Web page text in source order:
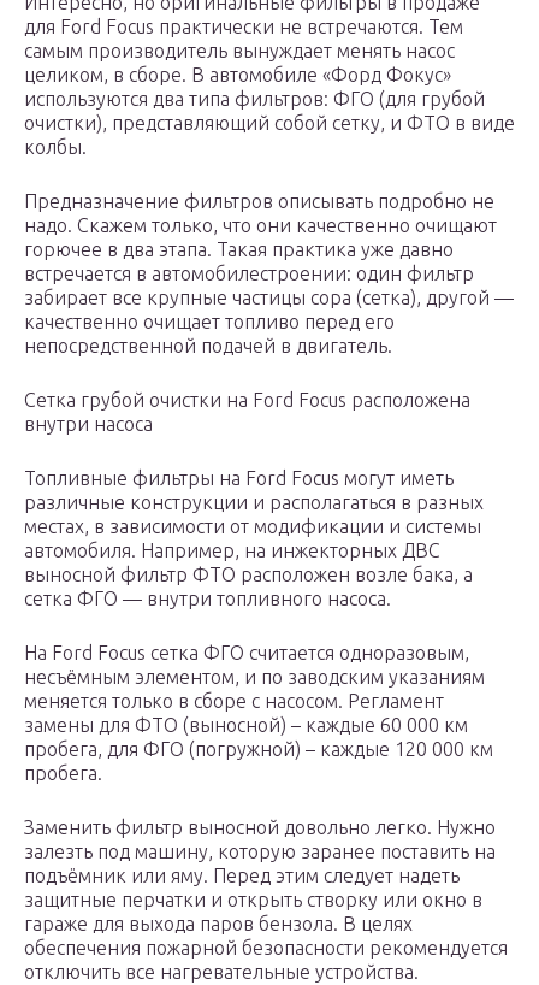
для Ford Focus практически не встречаются. Тем
самым производитель вынуждает менять насос
целиком, в сборе. В автомобиле «Форд Фокус»
используются два типа фильтров: ФГО (для грубой
очистки), представляющий собой сетку, и ФТО в виде
колбы.
Предназначение фильтров описывать подробно не
надо. Скажем только, что они качественно очищают
горючее в два этапа. Такая практика уже давно
встречается в автомобилестроении: один фильтр
забирает все крупные частицы сора (сетка), другой —
качественно очищает топливо перед его
непосредственной подачей в двигатель.
Сетка грубой очистки на Ford Focus расположена
внутри насоса
Топливные фильтры на Ford Focus могут иметь
различные конструкции и располагаться в разных
местах, в зависимости от модификации и системы
автомобиля. Например, на инжекторных ДВС
выносной фильтр ФТО расположен возле бака, а
сетка ФГО — внутри топливного насоса.
На Ford Focus сетка ФГО считается одноразовым,
несъёмным элементом, и по заводским указаниям
меняется только в сборе с насосом. Регламент
замены для ФТО (выносной) – каждые 60 000 км
пробега, для ФГО (погружной) – каждые 120 000 км
пробега.
Заменить фильтр выносной довольно легко. Нужно
залезть под машину, которую заранее поставить на
подъёмник или яму. Перед этим следует надеть
защитные перчатки и открыть створку или окно в
гараже для выхода паров бензола. В целях
обеспечения пожарной безопасности рекомендуется
отключить все нагревательные устройства.